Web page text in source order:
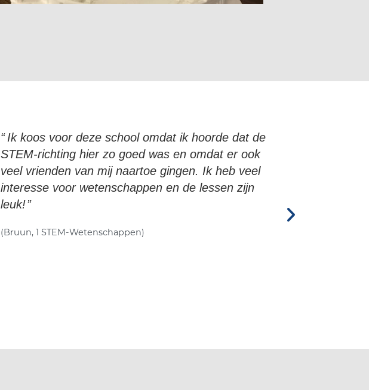
Ik koos voor deze school omdat ik hoorde dat de
STEM-richting hier zo goed was en omdat er ook
veel vrienden van mij naartoe gingen. Ik heb veel
interesse voor wetenschappen en de lessen zijn
leuk!
(Bruun, 1 STEM-Wetenschappen)